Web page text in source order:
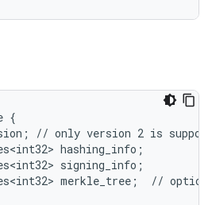
{
only version 2 is
hashing_info;
signing_info;
merkle_tree;  //